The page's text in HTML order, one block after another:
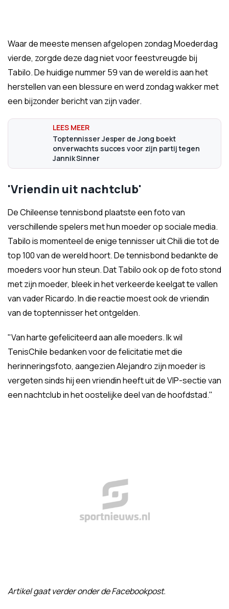
Waar de meeste mensen afgelopen zondag Moederdag
vierde, zorgde deze dag niet voor feestvreugde bij
Tabilo. De huidige nummer 59 van de wereld is aan het
herstellen van een blessure en werd zondag wakker met
een bijzonder bericht van zijn vader.
Toptennisser Jesper de Jong boekt
onverwachts succes voor zijn partij tegen
Jannik Sinner
'Vriendin uit nachtclub'
De Chileense tennisbond plaatste een foto van
verschillende spelers met hun moeder op sociale media.
Tabilo is momenteel de enige tennisser uit Chili die tot de
top 100 van de wereld hoort. De tennisbond bedankte de
moeders voor hun steun. Dat Tabilo ook op de foto stond
met zijn moeder, bleek in het verkeerde keelgat te vallen
van vader Ricardo. In die reactie moest ook de vriendin
van de toptennisser het ontgelden.
"Van harte gefeliciteerd aan alle moeders. Ik wil
TenisChile bedanken voor de felicitatie met die
herinneringsfoto, aangezien Alejandro zijn moeder is
vergeten sinds hij een vriendin heeft uit de VIP-sectie van
een nachtclub in het oostelijke deel van de hoofdstad."
Artikel gaat verder onder de Facebookpost.